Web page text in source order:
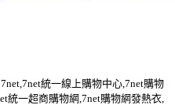
統一線上購物中心,7net購物
統一超商購物網,7net購物網發熱衣,